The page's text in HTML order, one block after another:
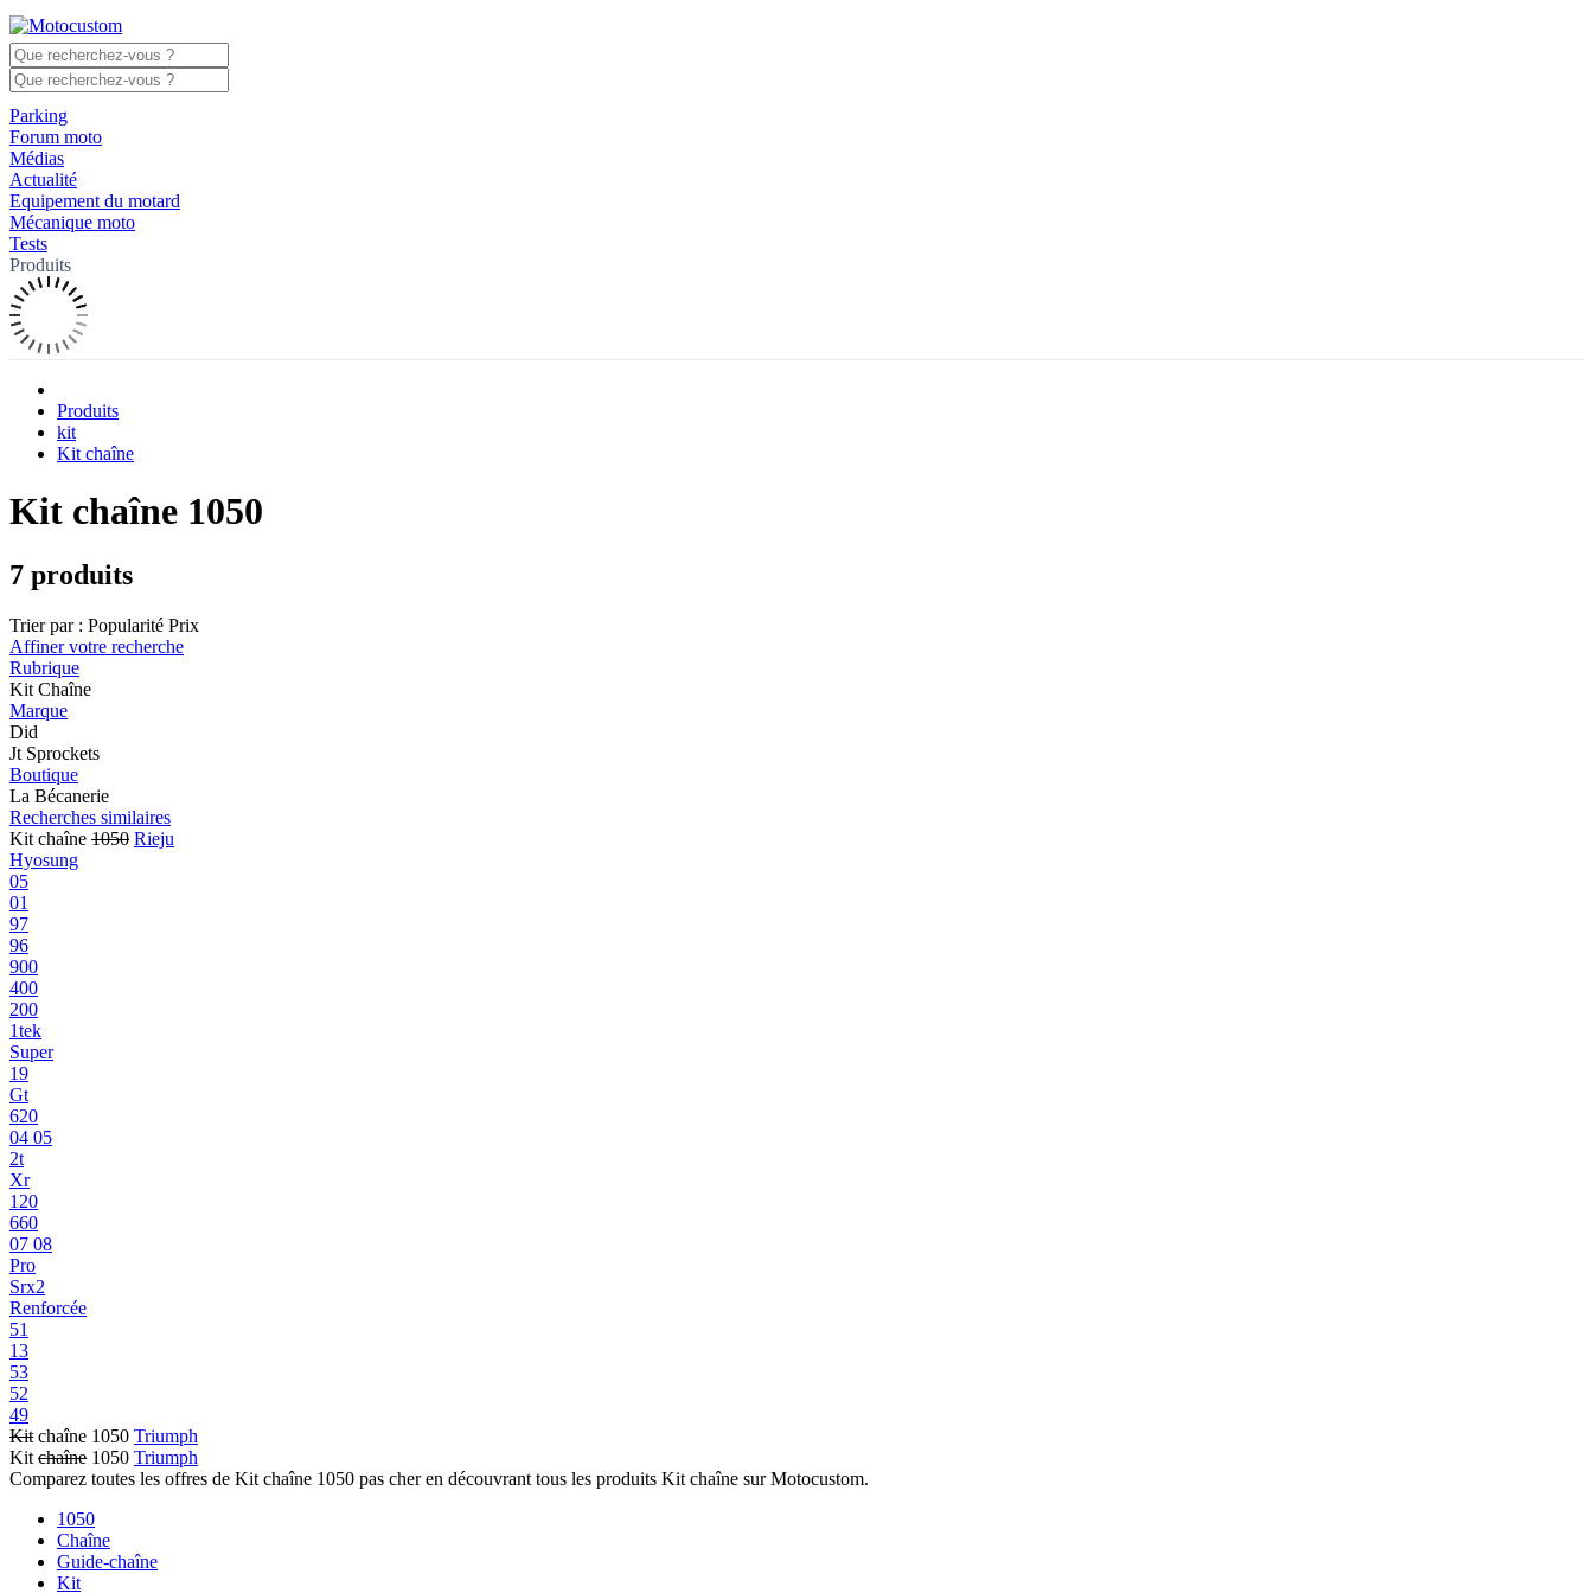
Parking
Forum moto
Médias
Actualité
Equipement du motard
Mécanique moto
Tests
Produits
Produits
kit
Kit chaîne
Kit chaîne 1050
7 produits
Trier par : Popularité Prix
Affiner votre recherche
Rubrique
Kit Chaîne
Marque
Did
Jt Sprockets
Boutique
La Bécanerie
Recherches similaires
Kit chaîne 1050 Rieju
Hyosung
05
01
97
96
900
400
200
1tek
Super
19
Gt
620
04 05
2t
Xr
120
660
07 08
Pro
Srx2
Renforcée
51
13
53
52
49
Kit chaîne 1050 Triumph
Kit chaîne 1050 Triumph
Comparez toutes les offres de Kit chaîne 1050 pas cher en découvrant tous les produits Kit chaîne sur Motocustom.
1050
Chaîne
Guide-chaîne
Kit